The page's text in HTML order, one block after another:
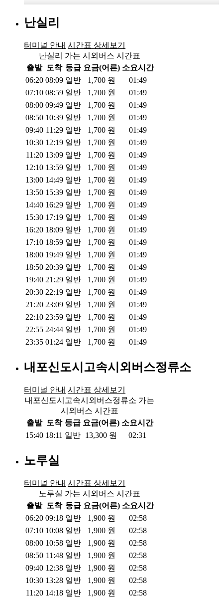
난실리
터미널 안내 시간표 상세보기
난실리 가는 시외버스 시간표
출발 도착 등급 요금(어른) 소요시간
06:20 08:09 일반 1,700 원
01:49
07:10 08:59 일반 1,700 원
01:49
08:00 09:49 일반 1,700 원
01:49
08:50 10:39 일반 1,700 원
01:49
09:40 11:29 일반 1,700 원
01:49
10:30 12:19 일반 1,700 원
01:49
11:20 13:09 일반 1,700 원
01:49
12:10 13:59 일반 1,700 원
01:49
13:00 14:49 일반 1,700 원
01:49
13:50 15:39 일반 1,700 원
01:49
14:40 16:29 일반 1,700 원
01:49
15:30 17:19 일반 1,700 원
01:49
16:20 18:09 일반 1,700 원
01:49
17:10 18:59 일반 1,700 원
01:49
18:00 19:49 일반 1,700 원
01:49
18:50 20:39 일반 1,700 원
01:49
19:40 21:29 일반 1,700 원
01:49
20:30 22:19 일반 1,700 원
01:49
21:20 23:09 일반 1,700 원
01:49
22:10 23:59 일반 1,700 원
01:49
22:55 24:44 일반 1,700 원
01:49
23:35 01:24 일반 1,700 원 01:49
내포신도시고속시외버스정류소
터미널 안내 시간표 상세보기
내포신도시고속시외버스정류소 가는
시외버스 시간표
출발 도착 등급 요금(어른) 소요시간
15:40 18:11 일반 13,300 원 02:31
노루실
터미널 안내 시간표 상세보기
노루실 가는 시외버스 시간표
출발 도착 등급 요금(어른) 소요시간
06:20 09:18 일반 1,900 원
02:58
07:10 10:08 일반 1,900 원
02:58
08:00 10:58 일반 1,900 원
02:58
08:50 11:48 일반 1,900 원
02:58
09:40 12:38 일반 1,900 원
02:58
10:30 13:28 일반 1,900 원
02:58
11:20 14:18 일반 1,900 원
02:58